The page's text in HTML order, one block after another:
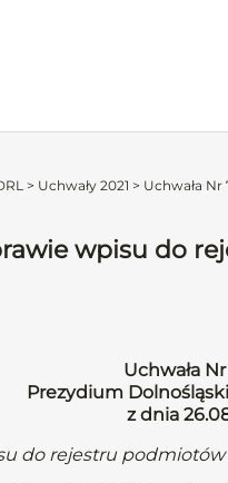
> Uchwały 2021 > Uchwała Nr
wpisu do
Uchwała Nr
Prezydium
z dnia
do rejestru